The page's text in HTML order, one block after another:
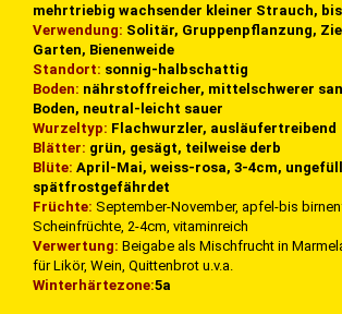
mehrtriebig wachsender kleiner Strauch, bis
Verwendung: Solitär, Gruppenpflanzung,
Garten, Bienenweide
Standort: sonnig-halbschattig
Boden: nährstoffreicher, mittelschwerer
Boden, neutral-leicht sauer
Wurzeltyp: Flachwurzler, ausläufertreibend
Blätter: grün, gesägt, teilweise derb
Blüte: April-Mai, weiss-rosa, 3-4cm,
spätfrostgefährdet
Früchte: September-November, apfel-bis
Scheinfrüchte, 2-4cm, vitaminreich
Verwertung: Beigabe als Mischfrucht in
für Likör, Wein, Quittenbrot u.v.a.
Winterhärtezone:5a